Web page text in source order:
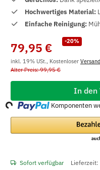
Hochwertiges Material:
Einfache Reinigung:
-20%
79,95 €
inkl. 19% USt., Kostenloser Versand
Alter Preis: 99,95 €
In den
Komponenten
Sofort verfügbar Lieferzeit: